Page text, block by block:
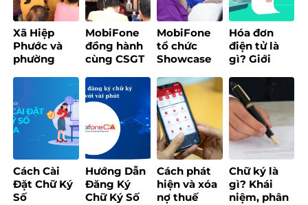
pháp tính
thuế sau
khi xóa bỏ
thuế khoán
từ đầu năm
2026?
đồng/năm
Xã Hiệp
Phước và
phường
chương
trình “Bình
dân học vụ
số dành cho
Tổ công tác
công nghệ
số cộng
đồng”
MobiFone
đồng hành
cùng CSGT
chức tập
huấn
chuyển đổi
số
MobiFone
tổ chức
Showcase
EzBill – Giải
pháp quản
lý bán hàng
“một chạm”
cho hộ kinh
doanh
Hóa đơn
điện tử là
gì? Giới
MobiFone
Invoice
2025
Cách Cài
Đặt Chữ Ký
Số
Hướng Dẫn
Đăng Ký
Chữ Ký Số
Cách phát
hiện và xóa
nợ thuế
Chữ ký là
gì? Khái
niệm, phân